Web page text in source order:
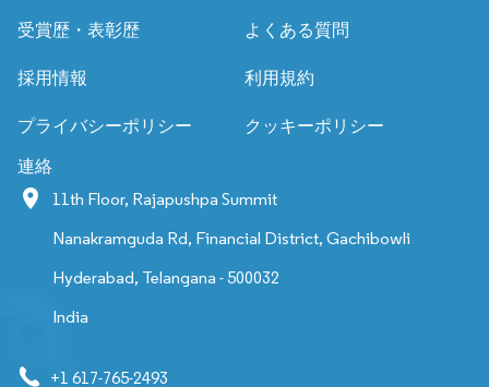
受賞歴・表彰歴 よくある質問
採用情報 利用規約
プライバシーポリシー クッキーポリシー
連絡
11th Floor, Rajapushpa Summit
Nanakramguda Rd, Financial District, Gachibowli
Hyderabad, Telangana - 500032
India
+1 617-765-2493